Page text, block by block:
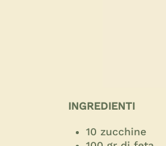
INGREDIENTI
10 zucchine